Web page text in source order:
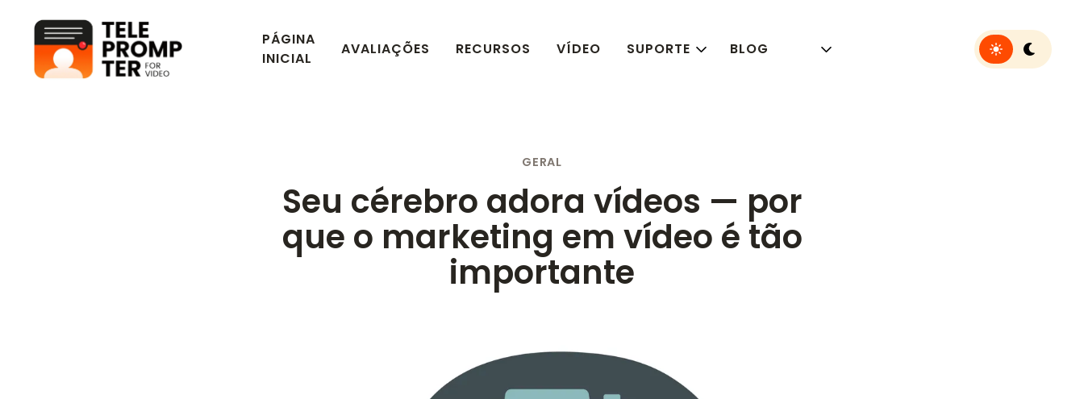
Teleprompter para vídeo
Toggle light or
PÁGINA
INICIAL
AVALIAÇÕES RECURSOS VÍDEO SUPORTE BLOG
GERAL
Seu cérebro adora vídeos — por
que o marketing em vídeo é tão
importante